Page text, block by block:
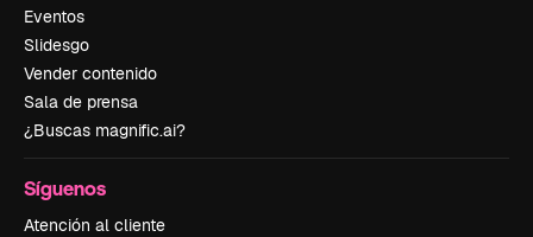
Eventos
Slidesgo
Vender contenido
Sala de prensa
¿Buscas magnific.ai?
Síguenos
Atención al cliente